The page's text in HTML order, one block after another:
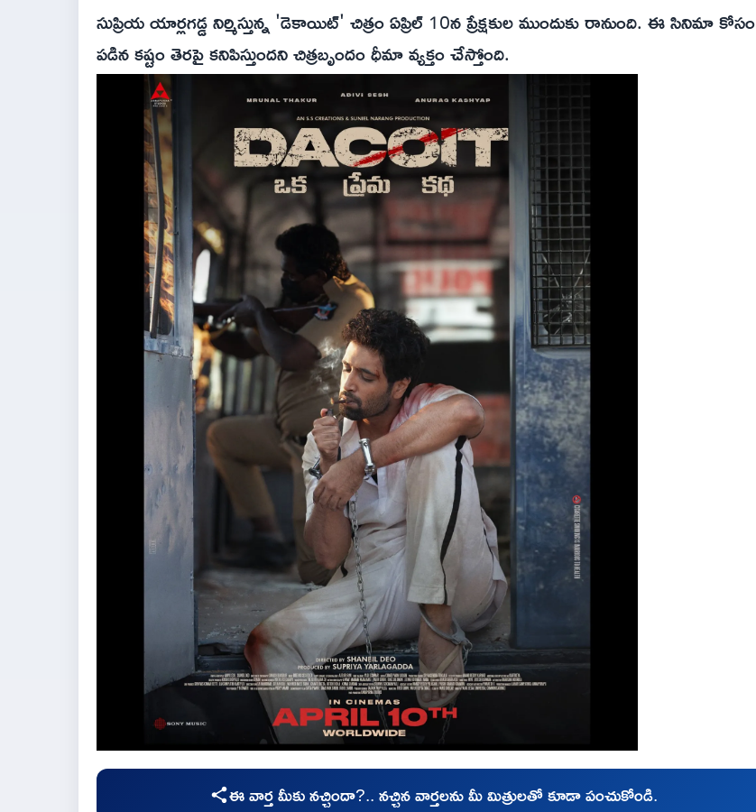
సుప్రియ యార్లగడ్డ నిర్మిస్తున్న 'డెకాయిట్' చిత్రం ఏప్రిల్ 10న ప్రేక్షకుల ముందుకు రానుంది. ఈ సినిమా కోసం
పడిన కష్టం తెరపై కనిపిస్తుందని చిత్రబృందం ధీమా వ్యక్తం చేస్తోంది.
ఈ వార్త మీకు నచ్చిందా?.. నచ్చిన వార్తలను మీ మిత్రులతో కూడా పంచుకోండి.